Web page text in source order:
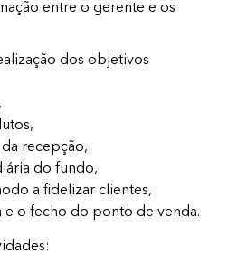
entre o gerente e os
dos objetivos
recepção,
do fundo,
a fidelizar clientes,
e o fecho do ponto de venda.